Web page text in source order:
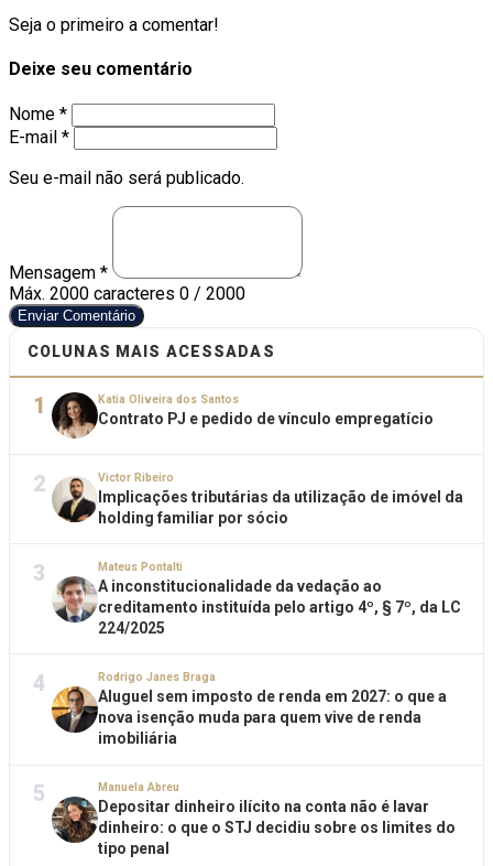
Seja o primeiro a comentar!
Deixe seu comentário
Nome *
E-mail *
Seu e-mail não será publicado.
Mensagem *
Máx. 2000 caracteres 0 / 2000
Enviar Comentário
COLUNAS MAIS ACESSADAS
1 Katia Oliveira dos Santos
Contrato PJ e pedido de vínculo empregatício
2 Victor Ribeiro
Implicações tributárias da utilização de imóvel da
holding familiar por sócio
3 Mateus Pontalti
A inconstitucionalidade da vedação ao
creditamento instituída pelo artigo 4º, § 7º, da LC
224/2025
4 Rodrigo Janes Braga
Aluguel sem imposto de renda em 2027: o que a
nova isenção muda para quem vive de renda
imobiliária
5 Manuela Abreu
Depositar dinheiro ilícito na conta não é lavar
dinheiro: o que o STJ decidiu sobre os limites do
tipo penal